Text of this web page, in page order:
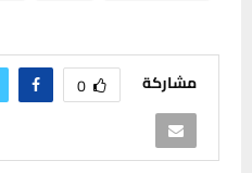
مشاركة 0